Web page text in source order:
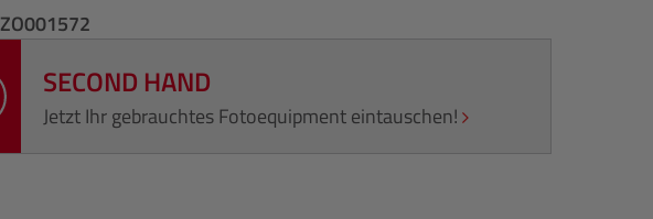
ZO001572
SECOND HAND
Jetzt Ihr gebrauchtes Fotoequipment eintauschen!